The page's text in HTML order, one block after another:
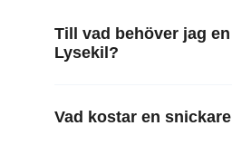
Till vad behöver jag
Lysekil?
Vad kostar en